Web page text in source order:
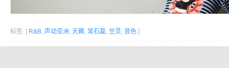
标签: [ R&B, 声动亚洲 , 天籁, 常石磊, 空灵, 音色 ]